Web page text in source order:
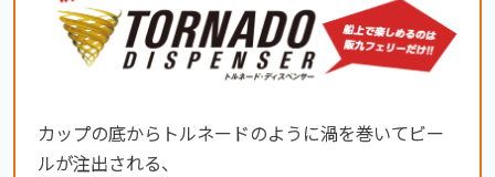
カップの底からトルネードのように渦を巻いてビー
ルが注出される、